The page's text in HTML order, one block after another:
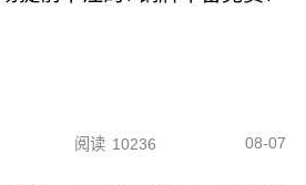
阅读 10236 08-07